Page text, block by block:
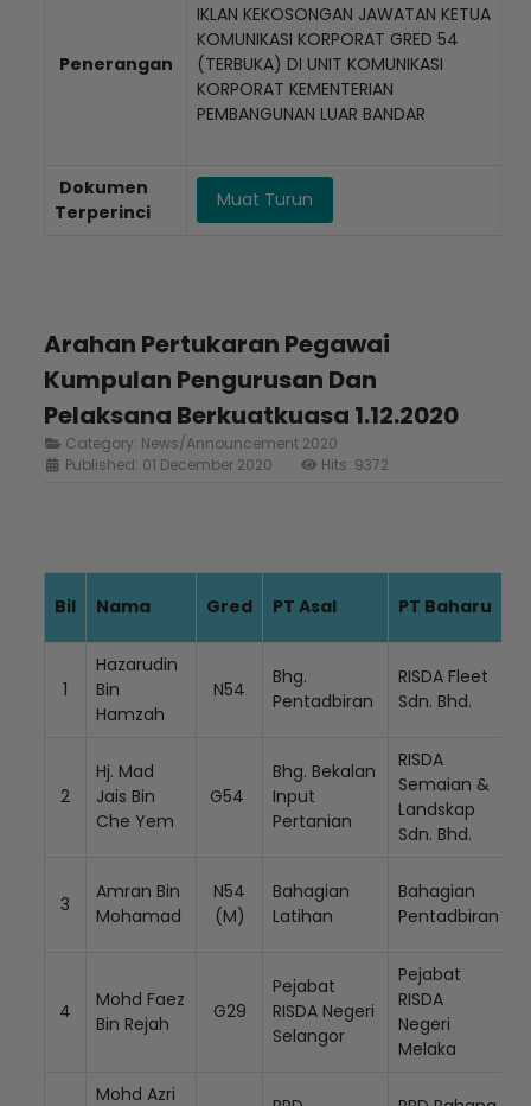
Penerangan
IKLAN KEKOSONGAN JAWATAN KETUA
KOMUNIKASI KORPORAT GRED 54
(TERBUKA) DI UNIT KOMUNIKASI
KORPORAT KEMENTERIAN
PEMBANGUNAN LUAR BANDAR
Dokumen
Terperinci
Muat Turun
Arahan Pertukaran Pegawai
Kumpulan Pengurusan Dan
Pelaksana Berkuatkuasa 1.12.2020
Category: News/Announcement 2020
Published: 01 December 2020
Hits: 9372
Bil Nama Gred PT Asal PT Baharu
1
Hazarudin
Bin
Hamzah
N54
Bhg.
Pentadbiran
RISDA Fleet
Sdn. Bhd.
2
Hj. Mad
Jais Bin
Che Yem
G54
Bhg. Bekalan
Input
Pertanian
RISDA
Semaian &
Landskap
Sdn. Bhd.
3
Amran Bin
Mohamad
N54
(M)
Bahagian
Latihan
Bahagian
Pentadbiran
4
Mohd Faez
Bin Rejah
G29
Pejabat
RISDA Negeri
Selangor
Pejabat
RISDA
Negeri
Melaka
Mohd Azri